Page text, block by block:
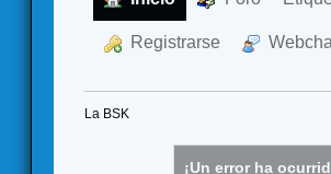
Registrarse
La BSK
¡Un error ha